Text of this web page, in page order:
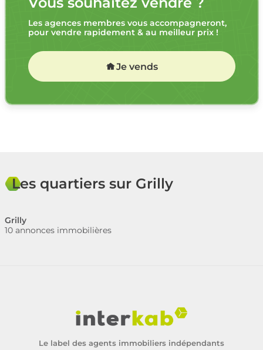
Les agences membres vous accompagneront,
pour vendre rapidement & au meilleur prix !
Je vends
Les quartiers sur Grilly
Grilly
10 annonces immobilières
Le label des agents immobiliers indépendants